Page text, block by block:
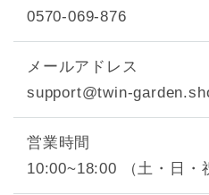
0570-069-876
メールアドレス
support@twin-
営業時間
10:00~18:00 （土・日・